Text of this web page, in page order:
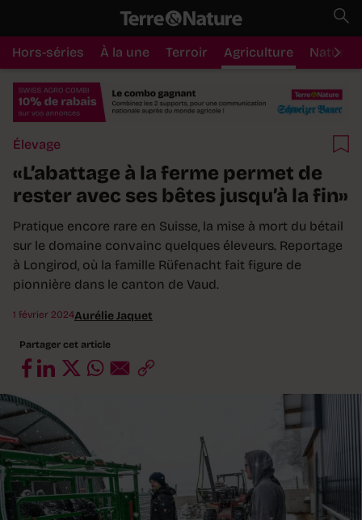
Hors-séries À la une Terroir Agriculture Nature
Élevage
«L’abattage à la ferme permet de
rester avec ses bêtes jusqu’à la fin»
Pratique encore rare en Suisse, la mise à mort du bétail
sur le domaine convainc quelques éleveurs. Reportage
à Longirod, où la famille Rüfenacht fait figure de
pionnière dans le canton de Vaud.
1 février 2024Aurélie Jaquet
Partager cet article